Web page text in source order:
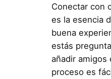
Conectar con
es la esencia
buena
estás
añadir amigos
proceso es